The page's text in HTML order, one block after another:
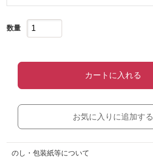
数量
カートに入れる
お気に入りに追加する
のし・包装紙等について